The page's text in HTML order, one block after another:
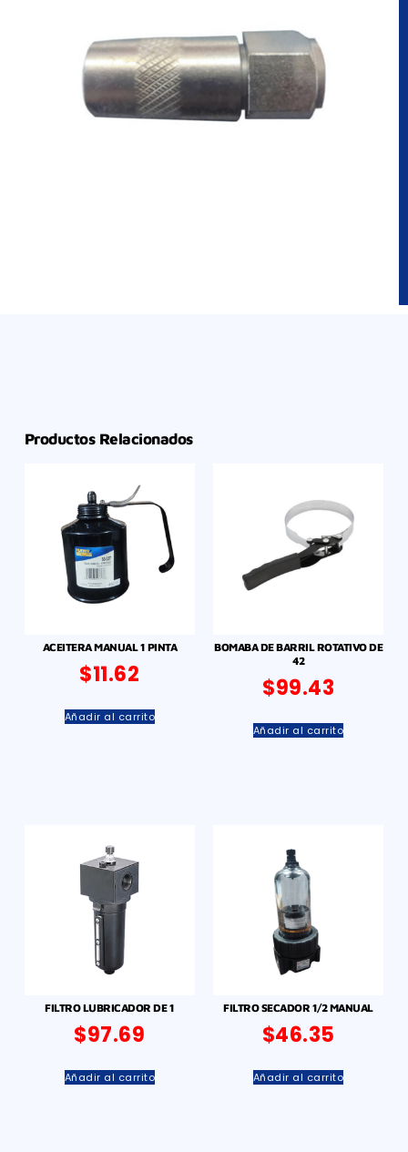
Productos Relacionados
ACEITERA MANUAL 1 PINTA
$11.62
Añadir al carrito
BOMABA DE BARRIL ROTATIVO DE
42
$99.43
Añadir al carrito
FILTRO LUBRICADOR DE 1
$97.69
Añadir al carrito
FILTRO SECADOR 1/2 MANUAL
$46.35
Añadir al carrito